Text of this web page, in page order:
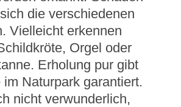
die verschiedenen
Vielleicht erkennen
Orgel oder
Erholung pur gibt
im Naturpark garantiert.
nicht verwunderlich,